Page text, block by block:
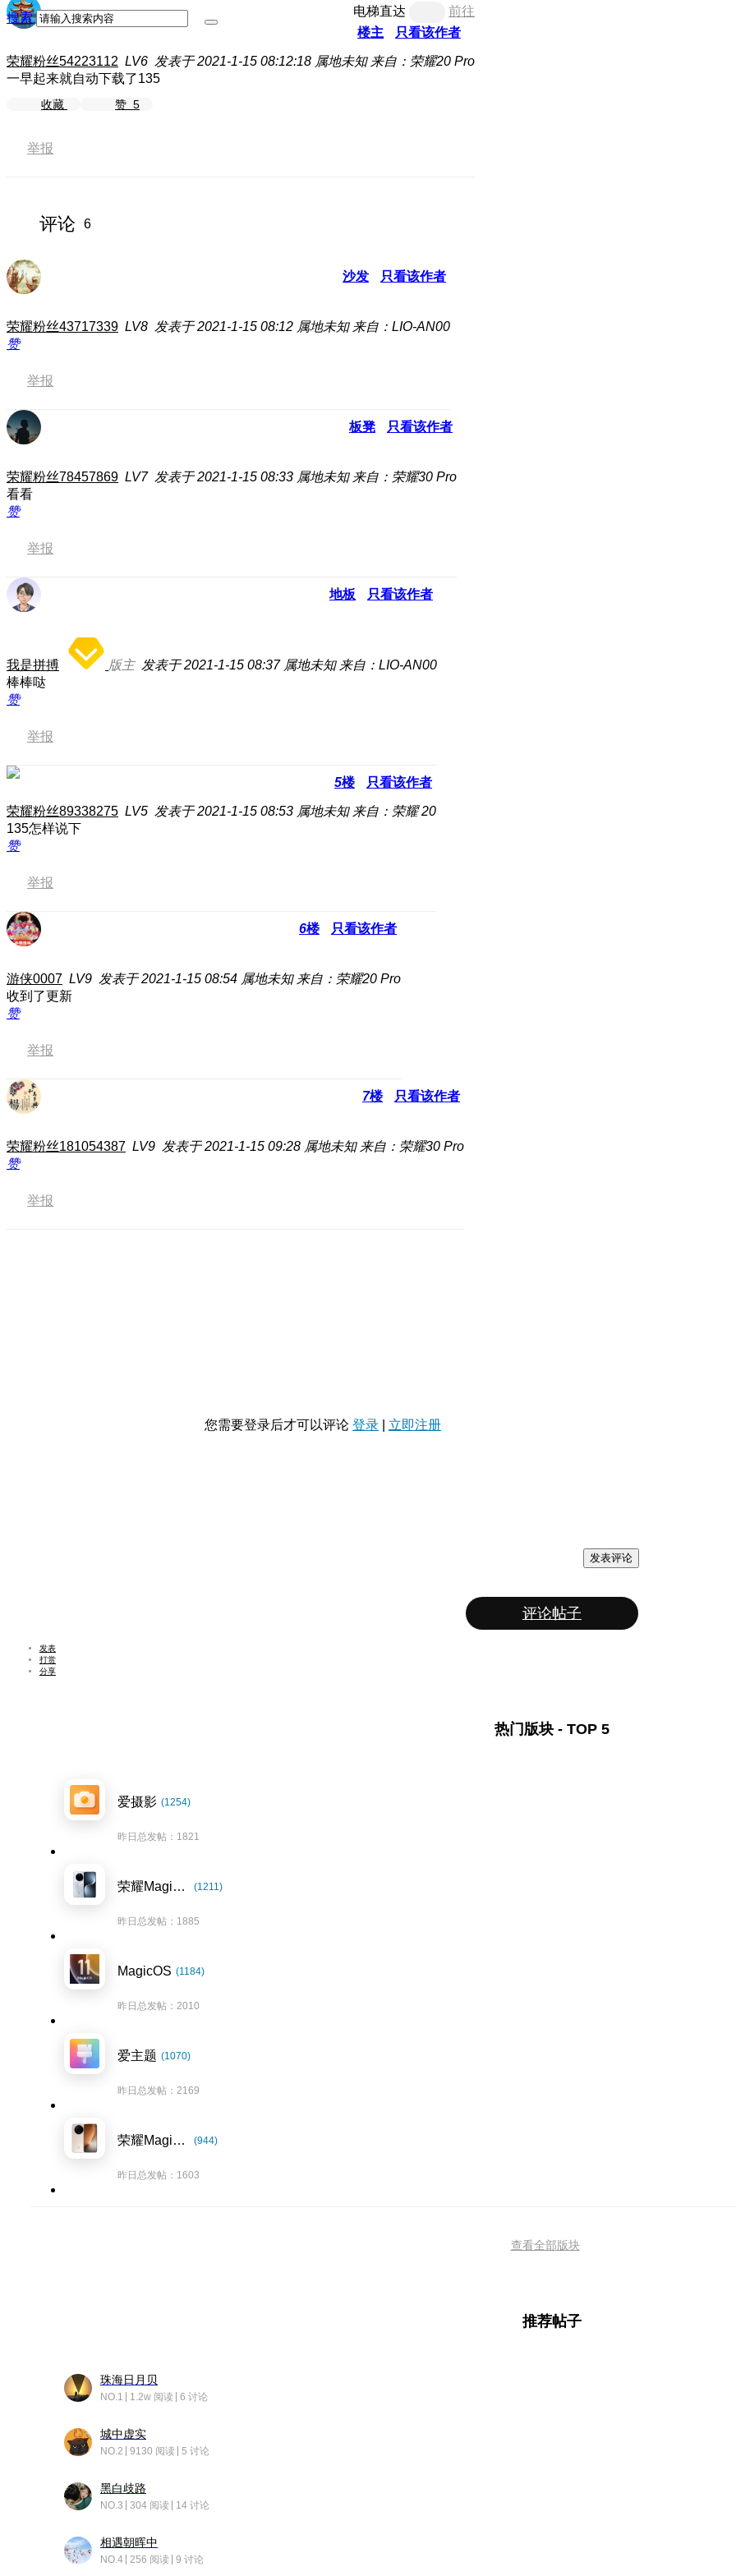
搜索 电梯直达
前往
楼主
只看该作者
荣耀粉丝54223112 LV6 发表于 2021-1-15 08:12:18 属地未知 来自：荣耀20 Pro
一早起来就自动下载了135
收藏 赞 5
举报
评论 6
沙发 只看该作者
荣耀粉丝43717339 LV8 发表于 2021-1-15 08:12 属地未知 来自：LIO-AN00
赞
举报
板凳 只看该作者
荣耀粉丝78457869 LV7 发表于 2021-1-15 08:33 属地未知 来自：荣耀30 Pro
看看
赞
举报
地板 只看该作者
我是拼搏 版主 发表于 2021-1-15 08:37 属地未知 来自：LIO-AN00
棒棒哒
赞
举报
5楼 只看该作者
荣耀粉丝89338275 LV5 发表于 2021-1-15 08:53 属地未知 来自：荣耀 20
135怎样说下
赞
举报
6楼 只看该作者
游侠0007 LV9 发表于 2021-1-15 08:54 属地未知 来自：荣耀20 Pro
收到了更新
赞
举报
7楼 只看该作者
荣耀粉丝181054387 LV9 发表于 2021-1-15 09:28 属地未知 来自：荣耀30 Pro
赞
举报
您需要登录后才可以评论 登录 立即注册
发表评论
评论帖子
发表
打赏
分享
热门版块 - TOP 5
爱摄影 (1254)
昨日总发帖：1821
荣耀Magic7系列 (1211)
昨日总发帖：1885
MagicOS (1184)
昨日总发帖：2010
爱主题 (1070)
昨日总发帖：2169
荣耀Magic8系列 (944)
昨日总发帖：1603
查看全部版块
推荐帖子
珠海日月贝
NO.1 1.2w 阅读 6 讨论
城中虚实
NO.2 9130 阅读 5 讨论
黑白歧路
NO.3 304 阅读 14 讨论
相遇朝晖中
NO.4 256 阅读 9 讨论